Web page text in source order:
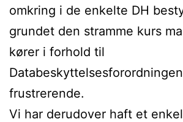
omkring i de enkelte DH
grundet den stramme kurs
kører i forhold til
frustrerende.
Vi har derudover haft et